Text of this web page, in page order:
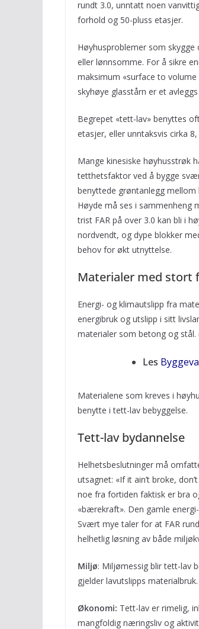
rundt 3.0, unntatt noen
forhold og 50-pluss etasjer.
Høyhusproblemer som
eller lønnsomme. For å sikre
maksimum «surface to
skyhøye glasstårn er et
Begrepet «tett-lav» benyttes
etasjer, eller unntaksvis cirka
Mange kinesiske høyhusstrøk
tetthetsfaktor ved å bygge
benyttede grøntanlegg
Høyde må ses i sammenheng
trist FAR på over 3.0 kan bli i
nordvendt, og dype blokker
behov for økt utnyttelse.
Materialer med stort
Energi- og klimautslipp fra
energibruk og utslipp i sitt
materialer som betong og stål.
Les
Materialene som kreves i
benytte i tett-lav bebyggelse.
Tett-lav bydannelse
Helhetsbeslutninger må
utsagnet: «If it ain’t broke,
noe fra fortiden faktisk er bra
«bærekraft». Den gamle
Svært mye taler for at FAR
helhetlig løsning av både
Miljø: Miljømessig blir tett-lav
gjelder lavutslipps materialbruk.
Økonomi: Tett-lav er rimelig,
mangfoldig næringsliv og